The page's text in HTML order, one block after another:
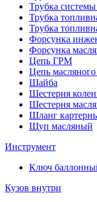
Трубка
Трубка
Трубка
Форсунка
Форсунка
Цепь ГРМ
Цепь масляного
Шайба
Шестерня
Шестерня
Шланг
Щуп масляный
Инструмент
Ключ
Кузов внутри